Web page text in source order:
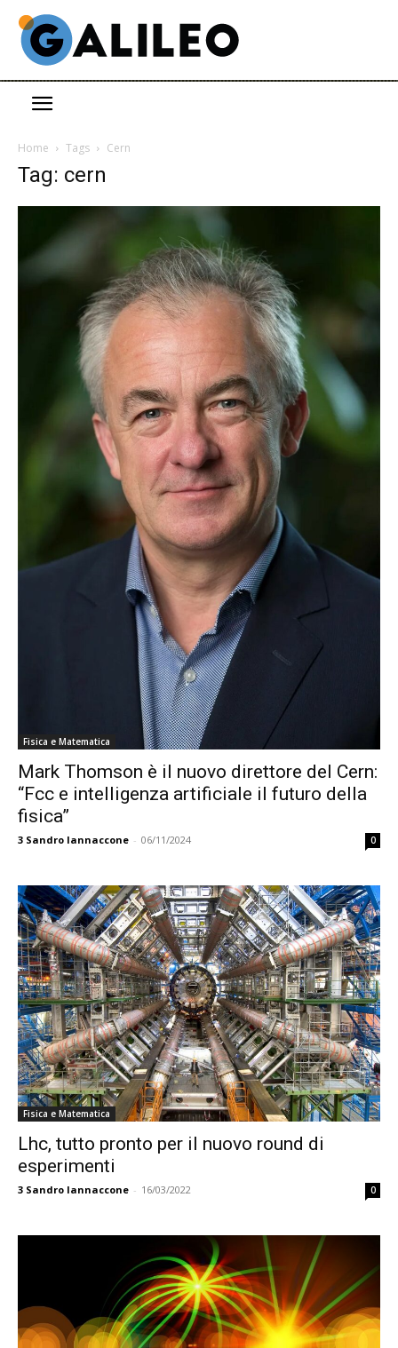
Home Tags Cern
Tag: cern
Fisica e Matematica
Mark Thomson è il nuovo direttore del Cern:
“Fcc e intelligenza artificiale il futuro della
fisica”
3 Sandro Iannaccone - 06/11/2024 0
Fisica e Matematica
Lhc, tutto pronto per il nuovo round di
esperimenti
3 Sandro Iannaccone - 16/03/2022 0